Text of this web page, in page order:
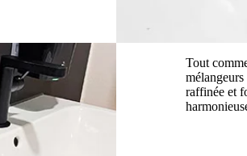
Tout
raffinée et